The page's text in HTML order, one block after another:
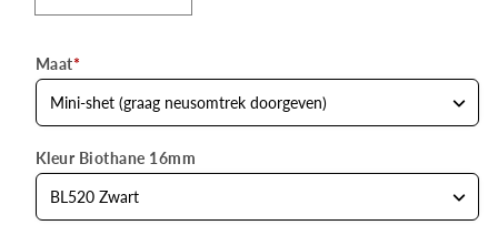
verlagen
Biothane®
Sidepull
&quot;Ribbon&quot;
verhogen
Biothane®
Sidepull
&quot;Ribbon&quot;
Maat*
Kleur Biothane 16mm